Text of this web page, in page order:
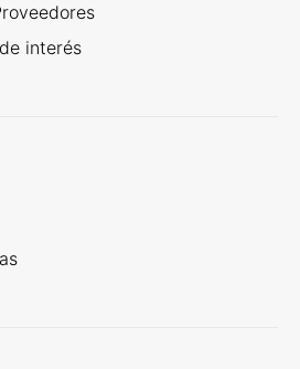
interés